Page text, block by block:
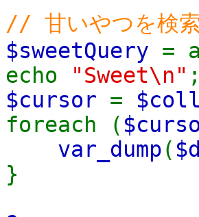
// 甘いやつを検
$sweetQuery =
echo
"Sweet\n" ;
$cursor =
foreach (
var_dump(
}